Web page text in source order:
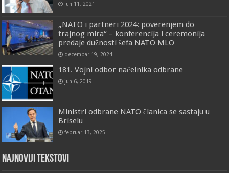
jun 11, 2021
„NATO i partneri 2024: poverenjem do
trajnog mira“ – konferencija i ceremonija
predaje dužnosti šefa NATO MLO
decembar 19, 2024
181. Vojni odbor načelnika odbrane
jun 6, 2019
Ministri odbrane NATO članica se sastaju u
Briselu
februar 13, 2025
Najnoviji tekstovi